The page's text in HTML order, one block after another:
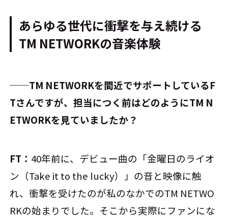
あらゆる世代に衝撃を与え続ける
TM NETWORKの音楽体験
──TM NETWORKを間近でサポートしているF
Tさんですが、担当につく前はどのようにTM N
ETWORKを見ていましたか？
FT： 40年前に、デビュー曲の「金曜日のライオ
ン（Take it to the lucky）」の音と映像に触
れ、衝撃を受けたのが私のなかでのTM NETWO
RKの始まりでした。そこから実際にファンにな